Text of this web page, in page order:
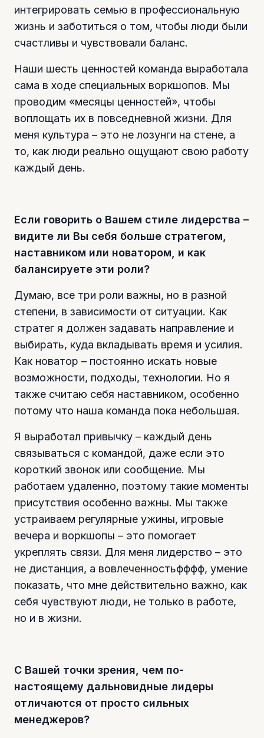
интегрировать семью в профессиональную
жизнь и заботиться о том, чтобы люди были
счастливы и чувствовали баланс.
Наши шесть ценностей команда выработала
сама в ходе специальных воркшопов. Мы
проводим «месяцы ценностей», чтобы
воплощать их в повседневной жизни. Для
меня культура – это не лозунги на стене, а
то, как люди реально ощущают свою работу
каждый день.
Если говорить о Вашем стиле лидерства –
видите ли Вы себя больше стратегом,
наставником или новатором, и как
балансируете эти роли?
Думаю, все три роли важны, но в разной
степени, в зависимости от ситуации. Как
стратег я должен задавать направление и
выбирать, куда вкладывать время и усилия.
Как новатор – постоянно искать новые
возможности, подходы, технологии. Но я
также считаю себя наставником, особенно
потому что наша команда пока небольшая.
Я выработал привычку – каждый день
связываться с командой, даже если это
короткий звонок или сообщение. Мы
работаем удаленно, поэтому такие моменты
присутствия особенно важны. Мы также
устраиваем регулярные ужины, игровые
вечера и воркшопы – это помогает
укреплять связи. Для меня лидерство – это
не дистанция, а вовлеченностьфффф, умение
показать, что мне действительно важно, как
себя чувствуют люди, не только в работе,
но и в жизни.
С Вашей точки зрения, чем по-
настоящему дальновидные лидеры
отличаются от просто сильных
менеджеров?